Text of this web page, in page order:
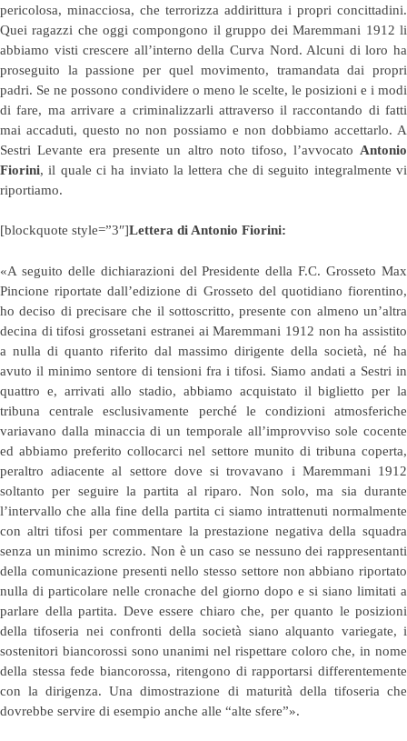
pericolosa, minacciosa, che terrorizza addirittura i propri concittadini.
Quei ragazzi che oggi compongono il gruppo dei Maremmani 1912 li
abbiamo visti crescere all’interno della Curva Nord. Alcuni di loro ha
proseguito la passione per quel movimento, tramandata dai propri
padri. Se ne possono condividere o meno le scelte, le posizioni e i modi
di fare, ma arrivare a criminalizzarli attraverso il raccontando di fatti
mai accaduti, questo no non possiamo e non dobbiamo accettarlo. A
Sestri Levante era presente un altro noto tifoso, l’avvocato Antonio
Fiorini, il quale ci ha inviato la lettera che di seguito integralmente vi
riportiamo.
[blockquote style=”3″]Lettera di Antonio Fiorini:
«A seguito delle dichiarazioni del Presidente della F.C. Grosseto Max
Pincione riportate dall’edizione di Grosseto del quotidiano fiorentino,
ho deciso di precisare che il sottoscritto, presente con almeno un’altra
decina di tifosi grossetani estranei ai Maremmani 1912 non ha assistito
a nulla di quanto riferito dal massimo dirigente della società, né ha
avuto il minimo sentore di tensioni fra i tifosi. Siamo andati a Sestri in
quattro e, arrivati allo stadio, abbiamo acquistato il biglietto per la
tribuna centrale esclusivamente perché le condizioni atmosferiche
variavano dalla minaccia di un temporale all’improvviso sole cocente
ed abbiamo preferito collocarci nel settore munito di tribuna coperta,
peraltro adiacente al settore dove si trovavano i Maremmani 1912
soltanto per seguire la partita al riparo. Non solo, ma sia durante
l’intervallo che alla fine della partita ci siamo intrattenuti normalmente
con altri tifosi per commentare la prestazione negativa della squadra
senza un minimo screzio. Non è un caso se nessuno dei rappresentanti
della comunicazione presenti nello stesso settore non abbiano riportato
nulla di particolare nelle cronache del giorno dopo e si siano limitati a
parlare della partita. Deve essere chiaro che, per quanto le posizioni
della tifoseria nei confronti della società siano alquanto variegate, i
sostenitori biancorossi sono unanimi nel rispettare coloro che, in nome
della stessa fede biancorossa, ritengono di rapportarsi differentemente
con la dirigenza. Una dimostrazione di maturità della tifoseria che
dovrebbe servire di esempio anche alle “alte sfere”».